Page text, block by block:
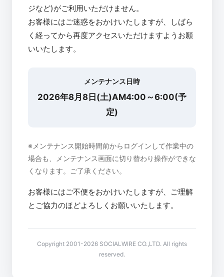
ジなど)がご利用いただけません。
お客様にはご迷惑をおかけいたしますが、しばら
く経ってから再度アクセスいただけますようお願
いいたします。
メンテナンス日時
2026年8月8日(土)AM4:00～6:00(予
定)
※メンテナンス開始時間前からログインして作業中の
場合も、メンテナンス画面に切り替わり操作ができな
くなります。ご了承ください。
お客様にはご不便をおかけいたしますが、ご理解
とご協力のほどよろしくお願いいたします。
Copyright 2001-2026 SOCIALWIRE CO.,LTD. All rights
reserved.